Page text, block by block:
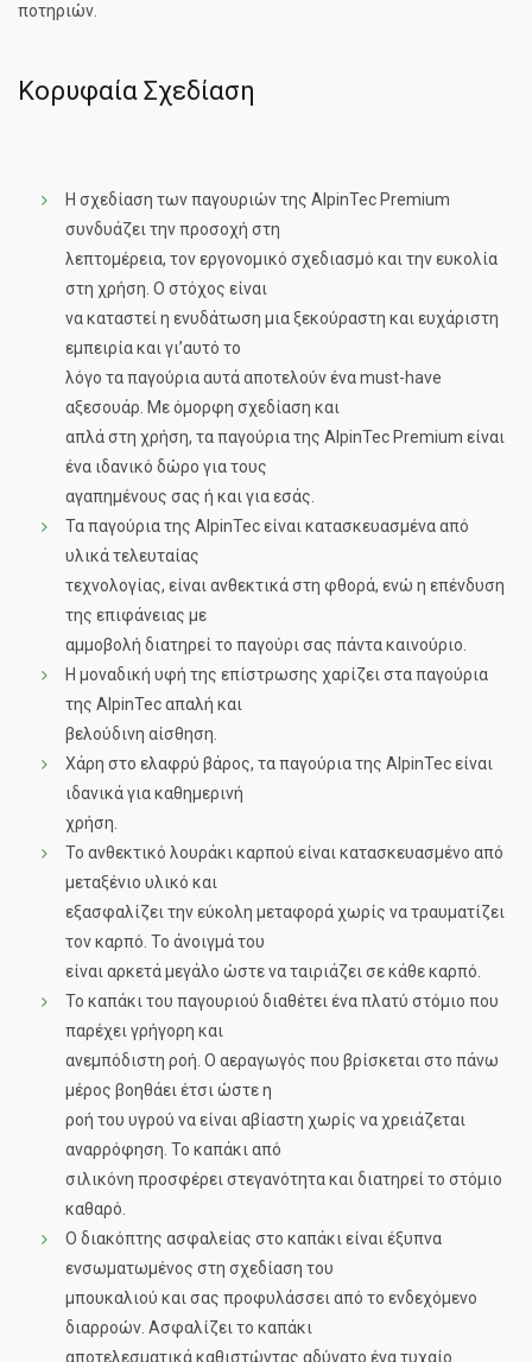
ποτηριών.
Κορυφαία Σχεδίαση
Η σχεδίαση των παγουριών της AlpinTec Premium
συνδυάζει την προσοχή στη
λεπτομέρεια, τον εργονομικό σχεδιασμό και την ευκολία
στη χρήση. Ο στόχος είναι
να καταστεί η ενυδάτωση μια ξεκούραστη και ευχάριστη
εμπειρία και γι’αυτό το
λόγο τα παγούρια αυτά αποτελούν ένα must-have
αξεσουάρ. Με όμορφη σχεδίαση και
απλά στη χρήση, τα παγούρια της AlpinTec Premium είναι
ένα ιδανικό δώρο για τους
αγαπημένους σας ή και για εσάς.
Τα παγούρια της AlpinTec είναι κατασκευασμένα από
υλικά τελευταίας
τεχνολογίας, είναι ανθεκτικά στη φθορά, ενώ η επένδυση
της επιφάνειας με
αμμοβολή διατηρεί το παγούρι σας πάντα καινούριο.
Η μοναδική υφή της επίστρωσης χαρίζει στα παγούρια
της AlpinTec απαλή και
βελούδινη αίσθηση.
Χάρη στο ελαφρύ βάρος, τα παγούρια της AlpinTec είναι
ιδανικά για καθημερινή
χρήση.
To ανθεκτικό λουράκι καρπού είναι κατασκευασμένο από
μεταξένιο υλικό και
εξασφαλίζει την εύκολη μεταφορά χωρίς να τραυματίζει
τον καρπό. Το άνοιγμά του
είναι αρκετά μεγάλο ώστε να ταιριάζει σε κάθε καρπό.
Το καπάκι του παγουριού διαθέτει ένα πλατύ στόμιο που
παρέχει γρήγορη και
ανεμπόδιστη ροή. O αεραγωγός που βρίσκεται στο πάνω
μέρος βοηθάει έτσι ώστε η
ροή του υγρού να είναι αβίαστη χωρίς να χρειάζεται
αναρρόφηση. Το καπάκι από
σιλικόνη προσφέρει στεγανότητα και διατηρεί το στόμιο
καθαρό.
O διακόπτης ασφαλείας στο καπάκι είναι έξυπνα
ενσωματωμένος στη σχεδίαση του
μπουκαλιού και σας προφυλάσσει από το ενδεχόμενο
διαρροών. Ασφαλίζει το καπάκι
αποτελεσματικά καθιστώντας αδύνατο ένα τυχαίο